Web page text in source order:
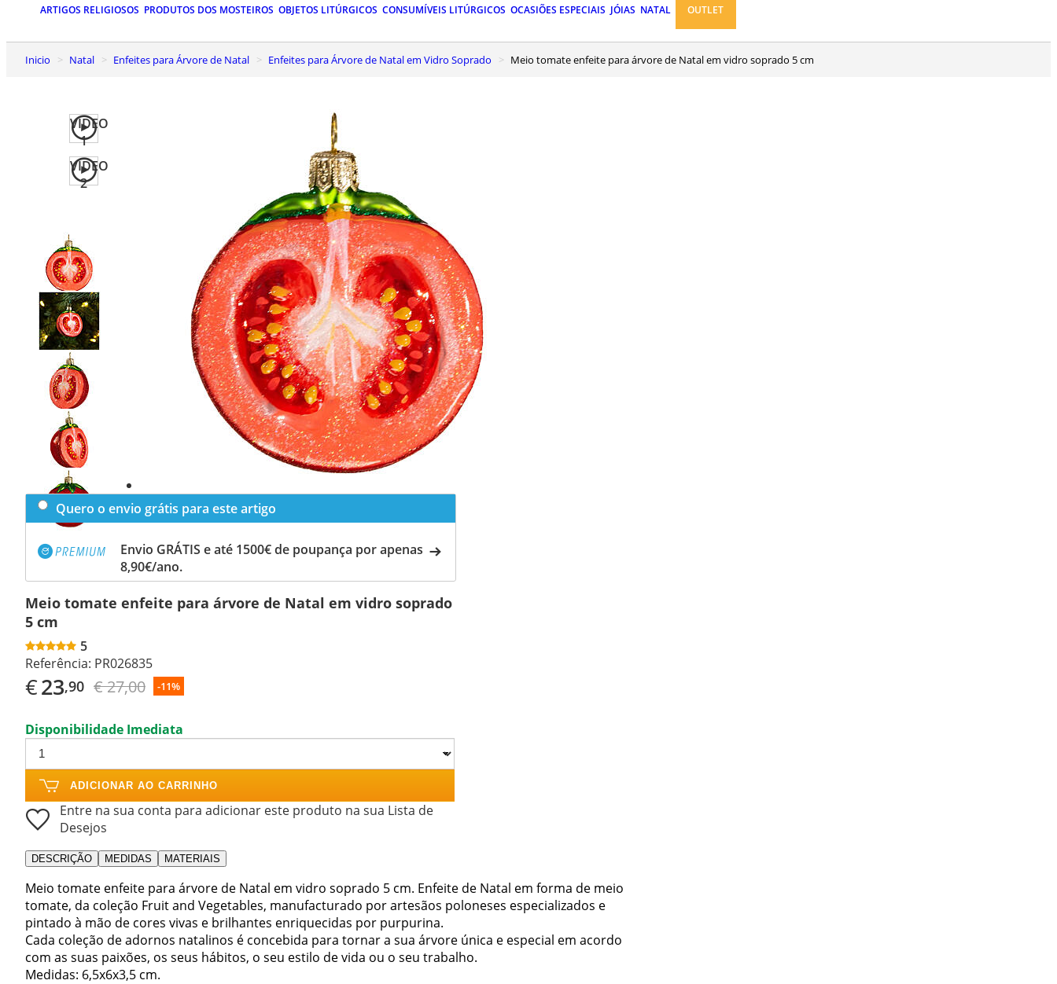
ARTIGOS RELIGIOSOS PRODUTOS DOS MOSTEIROS OBJETOS LITÚRGICOS CONSUMÍVEIS LITÚRGICOS OCASIÕES ESPECIAIS JÓIAS NATAL OUTLET
Inicio Natal Enfeites para Árvore de Natal Enfeites para Árvore de Natal em Vidro Soprado Meio tomate enfeite para árvore de Natal em vidro soprado 5 cm
VIDEO
1
VIDEO
2
Previous
slide
Next
slide
Quero o envio grátis para este artigo
Envio GRÁTIS e até 1500€ de poupança por apenas
8,90€/ano.
Meio tomate enfeite para árvore de Natal em vidro soprado
5 cm
5
Referência: PR026835
€23,90 € 27,00 -11%
Disponibilidade Imediata
ADICIONAR AO CARRINHO
Entre na sua conta para adicionar este produto na sua Lista de
Desejos
DESCRIÇÃO MEDIDAS MATERIAIS
Meio tomate enfeite para árvore de Natal em vidro soprado 5 cm. Enfeite de Natal em forma de meio
tomate, da coleção Fruit and Vegetables, manufacturado por artesãos poloneses especializados e
pintado à mão de cores vivas e brilhantes enriquecidas por purpurina.
Cada coleção de adornos natalinos é concebida para tornar a sua árvore única e especial em acordo
com as suas paixões, os seus hábitos, o seu estilo de vida ou o seu trabalho.
Medidas: 6,5x6x3,5 cm.